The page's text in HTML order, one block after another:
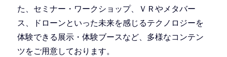
た、セミナー・ワークショップ、ＶＲやメタバー
ス、ドローンといった未来を感じるテクノロジーを
体験できる展示・体験ブースなど、多様なコンテン
ツをご用意しております。